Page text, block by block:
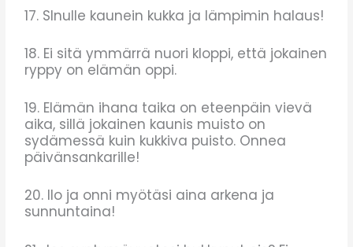
17. SInulle kaunein kukka ja lämpimin halaus!
18. Ei sitä ymmärrä nuori kloppi, että jokainen
ryppy on elämän oppi.
19. Elämän ihana taika on eteenpäin vievä
aika, sillä jokainen kaunis muisto on
sydämessä kuin kukkiva puisto. Onnea
päivänsankarille!
20. Ilo ja onni myötäsi aina arkena ja
sunnuntaina!